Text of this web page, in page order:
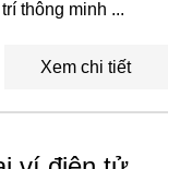
thông minh ...
Xem chi tiết